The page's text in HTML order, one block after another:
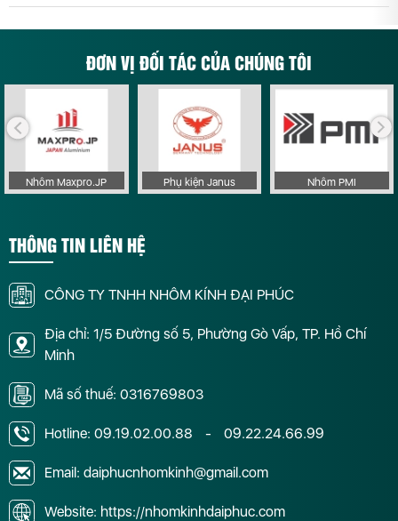
ĐƠN VỊ ĐỐI TÁC CỦA CHÚNG TÔI
Nhôm Maxpro.JP Phụ kiện Janus Nhôm PMI
THÔNG TIN LIÊN HỆ
CÔNG TY TNHH NHÔM KÍNH ĐẠI PHÚC
Địa chỉ: 1/5 Đường số 5, Phường Gò Vấp, TP. Hồ Chí
Minh
Mã số thuế: 0316769803
Hotline: 09.19.02.00.88 - 09.22.24.66.99
Email: daiphucnhomkinh@gmail.com
Website: https://nhomkinhdaiphuc.com